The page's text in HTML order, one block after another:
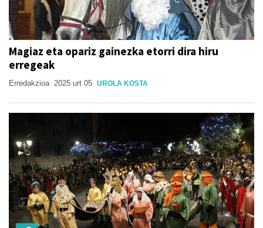
Magiaz eta opariz gainezka etorri dira hiru
erregeak
Erredakzioa 2025 urt 05 UROLA KOSTA